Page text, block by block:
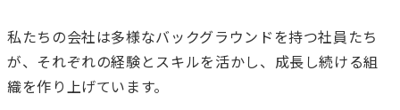
私たちの会社は多様なバックグラウンドを持つ社員たち
が、 それぞれの経験とスキルを活かし、成長し続ける組
織を作り上げています。